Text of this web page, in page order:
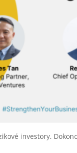
investory.